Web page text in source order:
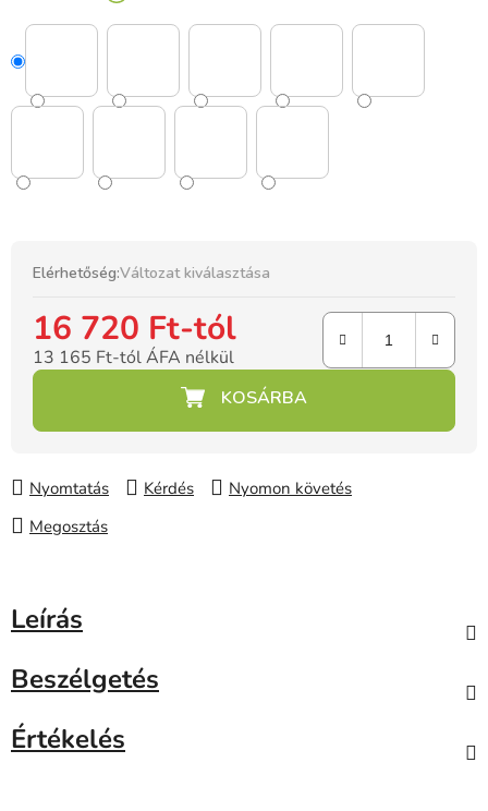
Elérhetőség:Változat kiválasztása
16 720 Ft-tól
13 165 Ft-tól ÁFA nélkül
Nyomtatás Kérdés
Nyomon követés
Megosztás
Leírás
Beszélgetés
Értékelés